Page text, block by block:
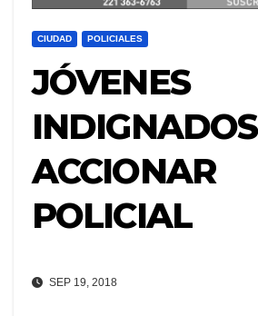
CIUDAD POLICIALES
JÓVENES
ACCIONAR
POLICIAL
SEP 19, 2018